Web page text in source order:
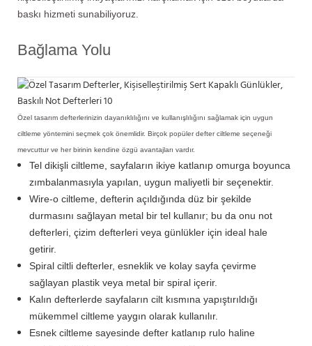
baskı hizmeti sunabiliyoruz.
Bağlama Yolu
Özel tasarım defterlerinizin dayanıklılığını ve kullanışlılığını sağlamak için uygun
ciltleme yöntemini seçmek çok önemlidir. Birçok popüler defter ciltleme seçeneği
mevcuttur ve her birinin kendine özgü avantajları vardır.
Tel dikişli ciltleme, sayfaların ikiye katlanıp omurga boyunca
zımbalanmasıyla yapılan, uygun maliyetli bir seçenektir.
Wire-o ciltleme, defterin açıldığında düz bir şekilde
durmasını sağlayan metal bir tel kullanır; bu da onu not
defterleri, çizim defterleri veya günlükler için ideal hale
getirir.
Spiral ciltli defterler, esneklik ve kolay sayfa çevirme
sağlayan plastik veya metal bir spiral içerir.
Kalın defterlerde sayfaların cilt kısmına yapıştırıldığı
mükemmel ciltleme yaygın olarak kullanılır.
Esnek ciltleme sayesinde defter katlanıp rulo haline